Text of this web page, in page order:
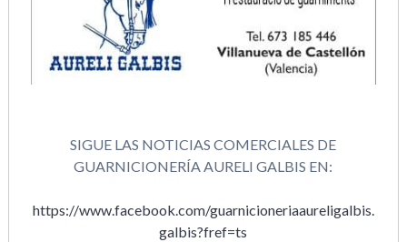
SIGUE LAS NOTICIAS COMERCIALES DE
GUARNICIONERÍA AURELI GALBIS EN:
https://www.facebook.com/guarnicioneriaaureligalbis.
galbis?fref=ts